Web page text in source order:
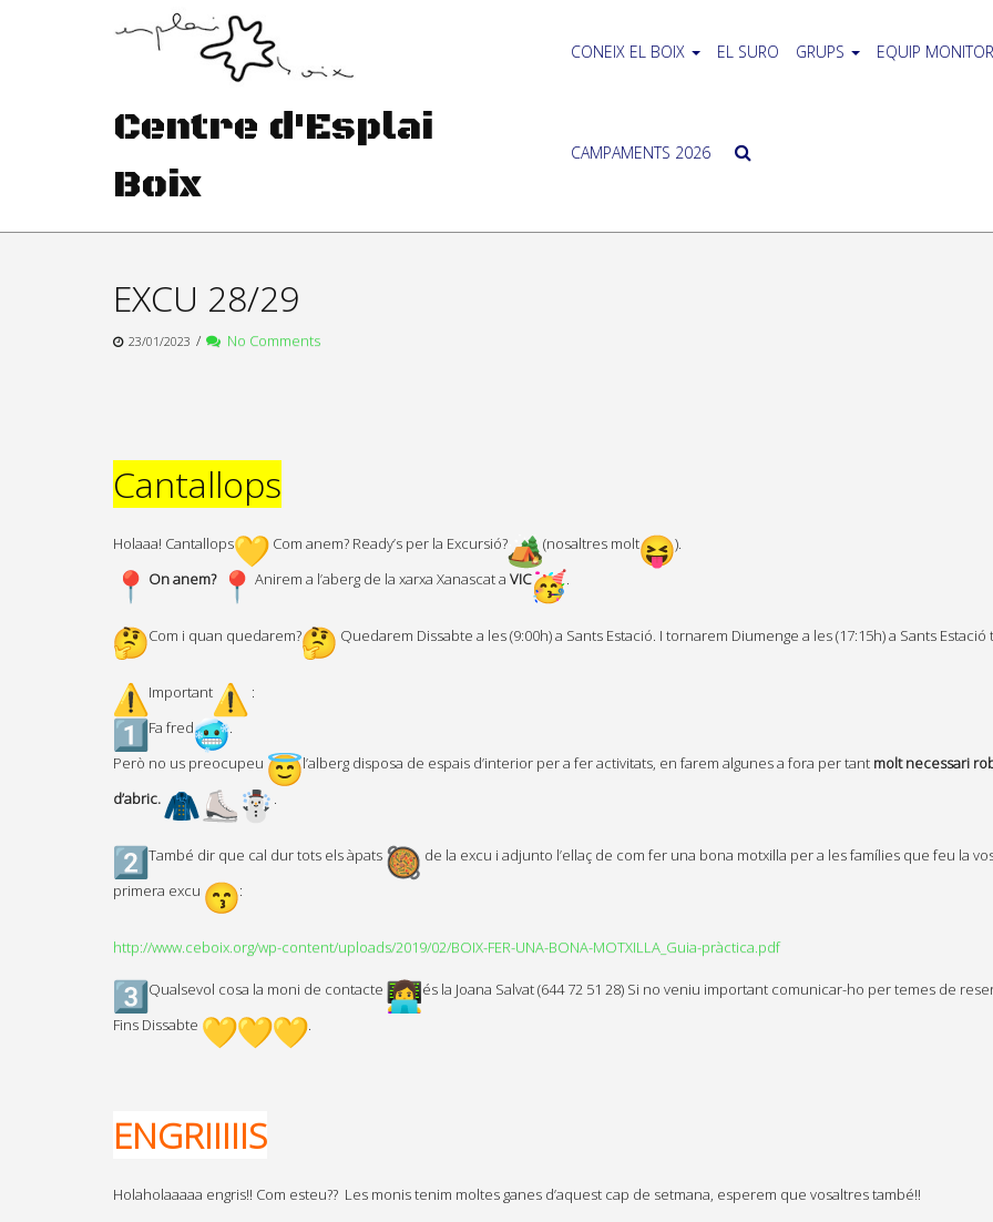
Centre d'Esplai
Boix
CONEIX EL BOIX EL SURO GRUPS EQUIP
CAMPAMENTS 2026
EXCU 28/29
23/01/2023 / No Comments
Cantallops
Holaaa! Cantallops Com anem? Ready’s per la Excursió? (nosaltres molt
).
On anem?
Anirem a l’aberg de la xarxa Xanascat a VIC .
Com i quan quedarem? Quedarem Dissabte a les (9:00h) a Sants Estació. I tornarem Diumenge a les (17:15h) a Sants
Important
:
Fa fred
.
Però no us preocupeu
l’alberg disposa de espais d’interior per a fer activitats, en farem algunes a fora per tant molt necessari
d’abric.
.
També dir que cal dur tots els àpats
de la excu i adjunto l’ellaç de com fer una bona motxilla per a les famílies que feu la
primera excu
:
http://www.ceboix.org/wp-content/uploads/2019/02/BOIX-FER-UNA-BONA-MOTXILLA_Guia-pràctica.pdf
Qualsevol cosa la moni de contacte
és la Joana Salvat (644 72 51 28) Si no veniu important comunicar-ho per temes de
Fins Dissabte
.
ENGRIIIIIS
Holaholaaaaa engris!! Com esteu?? Les monis tenim moltes ganes d’aquest cap de setmana, esperem que vosaltres també!!